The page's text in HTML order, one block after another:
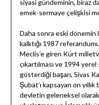
siyasi gündeminin, biraz
emek-sermaye çelişkisi
Daha sonra eski dönemin
kalktığı 1987
Meclis’e giren Kürt
çıkartılması ve 1994
gösterdiği başarı, Sivas
Şubat’ı kapsayan on
devletin geleneksel